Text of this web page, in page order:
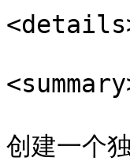
创建一个